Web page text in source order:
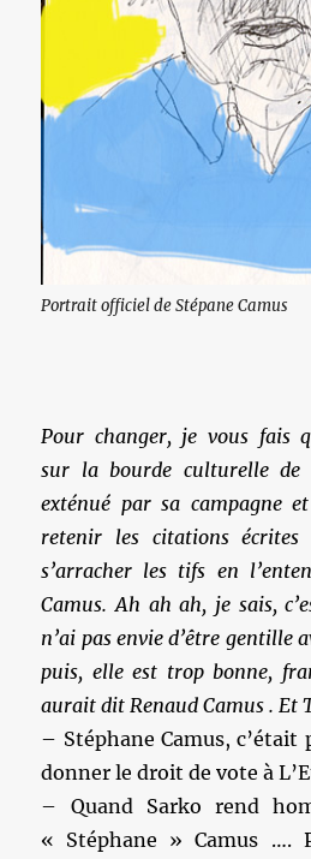
Portrait officiel de Stépane Camus
Pour changer, je vous fais
sur la bourde culturelle de
exténué par sa campagne
retenir les citations
s’arracher les tifs en
Camus. Ah ah ah, je sais,
n’ai pas envie d’être gentille
puis, elle est trop bonne,
aurait dit Renaud Camus . Et
– Stéphane Camus, c’était
donner le droit de vote à
– Quand Sarko rend
« Stéphane » Camus ….